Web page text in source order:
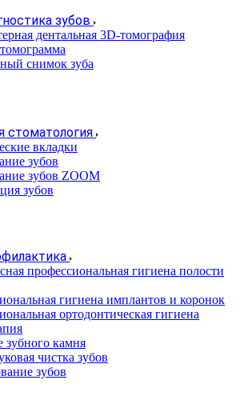
зубов
дентальная 3D-томография
снимок зуба
стоматология
вкладки
зубов
зубов ZOOM
зубов
профессиональная гигиена полости
гигиена имплантов и коронок
ортодонтическая гигиена
зубного камня
чистка зубов
зубов